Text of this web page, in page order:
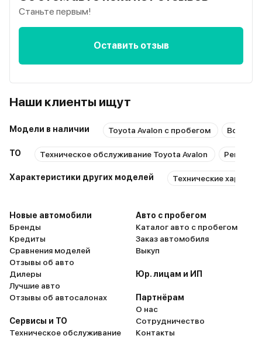
Станьте первым!
Оставить отзыв
Наши клиенты ищут
Модели в наличии Toyota Avalon с пробегом Все
ТО Техническое обслуживание Toyota Avalon Ремонт
Характеристики других моделей Технические
Новые автомобили
Бренды
Кредиты
Сравнения моделей
Отзывы об авто
Дилеры
Лучшие авто
Отзывы об автосалонах
Сервисы и ТО
Техническое обслуживание
Авто с пробегом
Каталог авто с пробегом
Заказ автомобиля
Выкуп
Юр. лицам и ИП
Партнёрам
О нас
Сотрудничество
Контакты